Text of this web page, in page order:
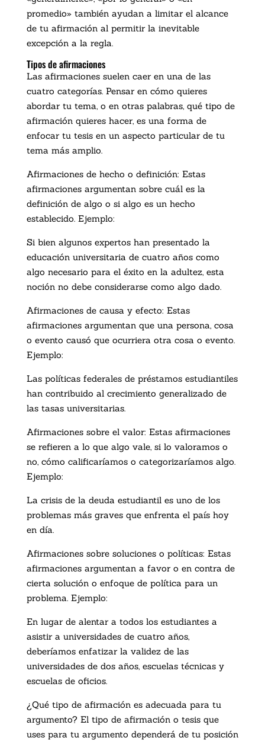
promedio» también ayudan a limitar el alcance
de tu afirmación al permitir la inevitable
excepción a la regla.
Tipos de afirmaciones
Las afirmaciones suelen caer en una de las
cuatro categorías. Pensar en cómo quieres
abordar tu tema, o en otras palabras, qué tipo de
afirmación quieres hacer, es una forma de
enfocar tu tesis en un aspecto particular de tu
tema más amplio.
Afirmaciones de hecho o definición: Estas
afirmaciones argumentan sobre cuál es la
definición de algo o si algo es un hecho
establecido. Ejemplo:
Si bien algunos expertos han presentado la
educación universitaria de cuatro años como
algo necesario para el éxito en la adultez, esta
noción no debe considerarse como algo dado.
Afirmaciones de causa y efecto: Estas
afirmaciones argumentan que una persona, cosa
o evento causó que ocurriera otra cosa o evento.
Ejemplo:
Las políticas federales de préstamos estudiantiles
han contribuido al crecimiento generalizado de
las tasas universitarias.
Afirmaciones sobre el valor: Estas afirmaciones
se refieren a lo que algo vale, si lo valoramos o
no, cómo calificaríamos o categorizaríamos algo.
Ejemplo:
La crisis de la deuda estudiantil es uno de los
problemas más graves que enfrenta el país hoy
en día.
Afirmaciones sobre soluciones o políticas: Estas
afirmaciones argumentan a favor o en contra de
cierta solución o enfoque de política para un
problema. Ejemplo:
En lugar de alentar a todos los estudiantes a
asistir a universidades de cuatro años,
deberíamos enfatizar la validez de las
universidades de dos años, escuelas técnicas y
escuelas de oficios.
¿Qué tipo de afirmación es adecuada para tu
argumento? El tipo de afirmación o tesis que
uses para tu argumento dependerá de tu posición